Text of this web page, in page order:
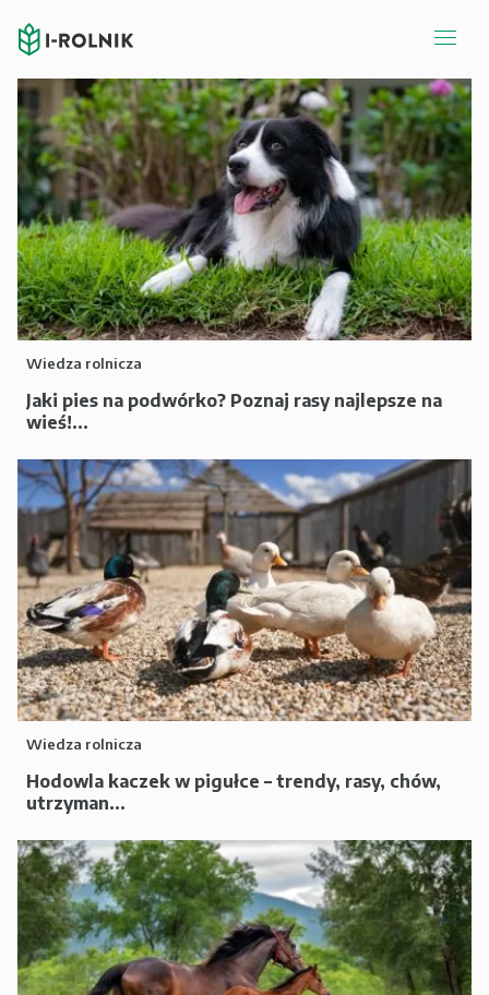
Wiedza rolnicza
Jaki pies na podwórko? Poznaj rasy najlepsze na
wieś!...
Wiedza rolnicza
Hodowla kaczek w pigułce – trendy, rasy, chów,
utrzyman...